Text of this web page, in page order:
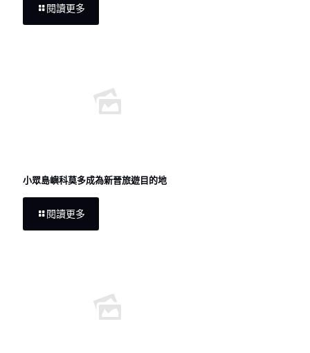
閱讀更多
小眾島嶼科莫多成為新晉旅遊目的地
閱讀更多